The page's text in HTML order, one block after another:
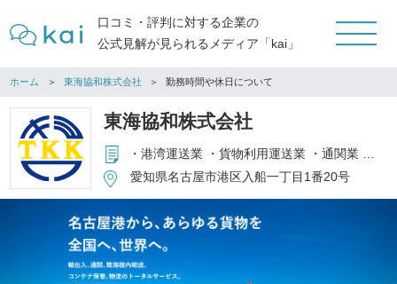
口コミ・評判に対する企業の
公式見解が見られるメディア「kai」
ホーム 東海協和株式会社 勤務時間や休日について
東海協和株式会社
・港湾運送業 ・貨物利用運送業 ・通関業 ・倉庫業 ・貨物自動車運送業 ・海運・商社代理業 ・梱包業 ・港湾労働者派遣事業 ・その他関連事業
愛知県名古屋市港区入船一丁目1番20号